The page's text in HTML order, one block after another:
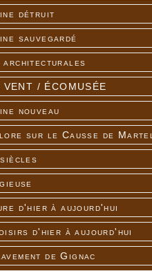
détruit
sauvegardé
architecturales
VENT / ÉCOMUSÉE
nouveau
sur le Causse de Martel
d'hier à aujourd'hui
d'hier à aujourd'hui
de Gignac